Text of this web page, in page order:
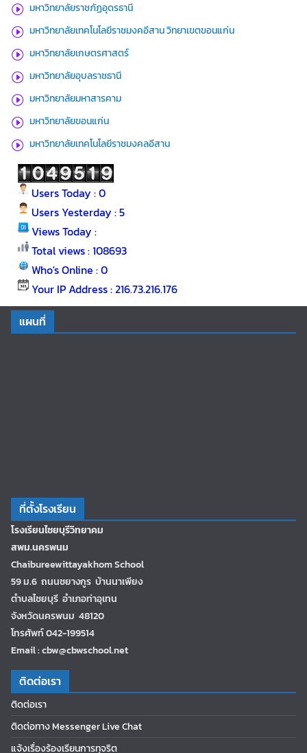
มหาวิทยาลัยราชภัฏอุดรธานี
มหาวิทยาลัยเทคโนโลยีราชมงคอีสาน วิทยาเขตขอนแก่น
มหาวิทยาลัยเกษตรศาสตร์
มหาวิทยาลัยอุบลราชธานี
มหาวิทยาลัยมหาสารคาม
มหาวิทยาลัยขอนแก่น
มหาวิทยาลัยเทคโนโลยีราชมงคลอีสาน
Users Today : 0
Users Yesterday : 5
Views Today :
Total views : 108693
Who's Online : 0
Your IP Address : 216.73.216.176
แผนที่
ที่ตั้งโรงเรียน
โรงเรียนไชยบุรีวิทยาคม
สพม.นครพนม
Chaibureewittayakhom School
59 ม.6 ถนนชยางกูร บ้านนาเพียง
ตำบลไชยบุรี อำเภอท่าอุเทน
จังหวัดนครพนม 48120
โทรศัพท์ 042-199514
Email : cbw@cbwschool.net
ติดต่อเรา
ติดต่อเรา
ติดต่อทาง Messenger Live Chat
แจ้งเรื่องร้องเรียนการทุจริต